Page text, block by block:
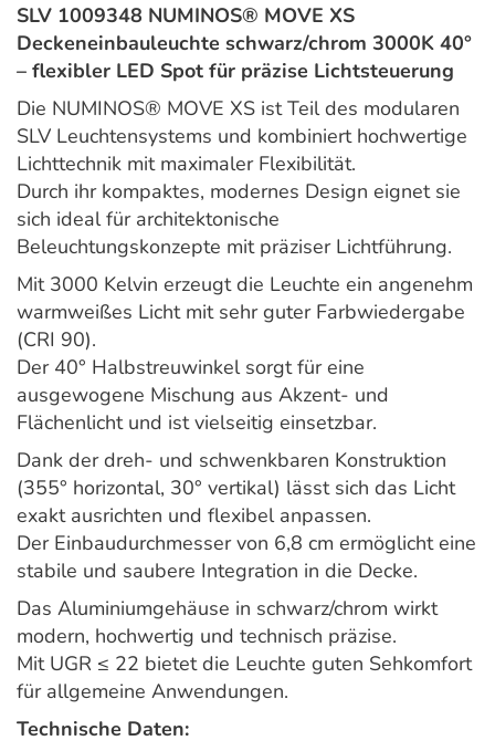
SLV 1009348 NUMINOS® MOVE XS
Deckeneinbauleuchte schwarz/chrom 3000K 40°
– flexibler LED Spot für präzise Lichtsteuerung
Die NUMINOS® MOVE XS ist Teil des modularen
SLV Leuchtensystems und kombiniert hochwertige
Lichttechnik mit maximaler Flexibilität.
Durch ihr kompaktes, modernes Design eignet sie
sich ideal für architektonische
Beleuchtungskonzepte mit präziser Lichtführung.
Mit 3000 Kelvin erzeugt die Leuchte ein angenehm
warmweißes Licht mit sehr guter Farbwiedergabe
(CRI 90).
Der 40° Halbstreuwinkel sorgt für eine
ausgewogene Mischung aus Akzent- und
Flächenlicht und ist vielseitig einsetzbar.
Dank der dreh- und schwenkbaren Konstruktion
(355° horizontal, 30° vertikal) lässt sich das Licht
exakt ausrichten und flexibel anpassen.
Der Einbaudurchmesser von 6,8 cm ermöglicht eine
stabile und saubere Integration in die Decke.
Das Aluminiumgehäuse in schwarz/chrom wirkt
modern, hochwertig und technisch präzise.
Mit UGR ≤ 22 bietet die Leuchte guten Sehkomfort
für allgemeine Anwendungen.
Technische Daten: